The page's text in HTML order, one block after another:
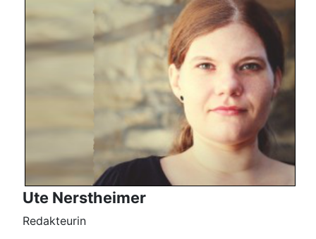
Ute Nerstheimer
Redakteurin